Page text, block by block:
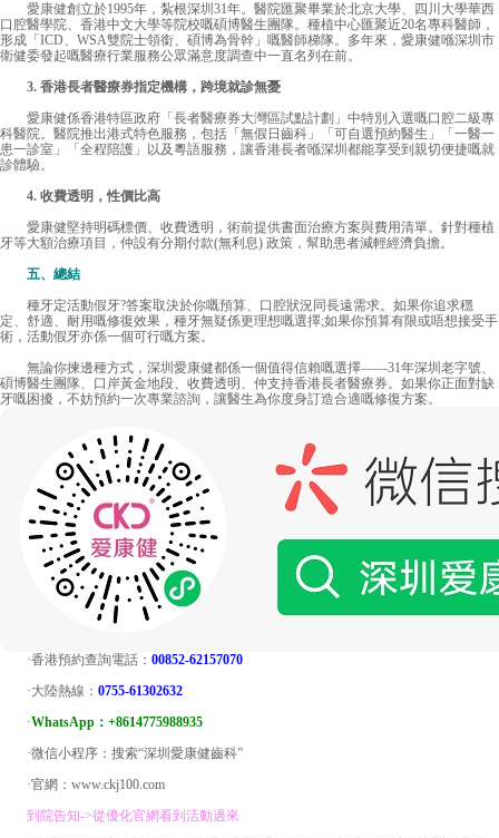
愛康健創立於1995年，紮根深圳31年。醫院匯聚畢業於北京大學、四川大學華西
口腔醫學院、香港中文大學等院校嘅碩博醫生團隊。種植中心匯聚近20名專科醫師，
形成「ICD、WSA雙院士領銜、碩博為骨幹」嘅醫師梯隊。多年來，愛康健喺深圳市
衛健委發起嘅醫療行業服務公眾滿意度調查中一直名列在前。
3. 香港長者醫療券指定機構，跨境就診無憂
愛康健係香港特區政府「長者醫療券大灣區試點計劃」中特別入選嘅口腔二級專
科醫院。醫院推出港式特色服務，包括「無假日齒科」「可自選預約醫生」「一醫一
患一診室」「全程陪護」以及粵語服務，讓香港長者喺深圳都能享受到親切便捷嘅就
診體驗。
4. 收費透明，性價比高
愛康健堅持明碼標價、收費透明，術前提供書面治療方案與費用清單。針對種植
牙等大額治療項目，仲設有分期付款(無利息) 政策，幫助患者減輕經濟負擔。
五、總結
種牙定活動假牙?答案取決於你嘅預算、口腔狀況同長遠需求。如果你追求穩
定、舒適、耐用嘅修復效果，種牙無疑係更理想嘅選擇;如果你預算有限或唔想接受手
術，活動假牙亦係一個可行嘅方案。
無論你揀邊種方式，深圳愛康健都係一個值得信賴嘅選擇——31年深圳老字號、
碩博醫生團隊、口岸黃金地段、收費透明、仲支持香港長者醫療券。如果你正面對缺
牙嘅困擾，不妨預約一次專業諮詢，讓醫生為你度身訂造合適嘅修復方案。
·香港預約查詢電話： 00852-62157070
·大陸熱線： 0755-61302632
·WhatsApp：+8614775988935
·微信小程序：搜索“深圳愛康健齒科”
·官網：www.ckj100.com
到院告知->從優化官網看到活動過來